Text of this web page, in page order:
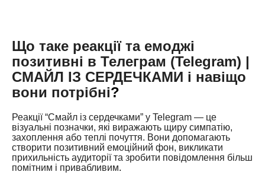
Що таке реакції та емоджі
позитивні в Телеграм (Telegram) |
СМАЙЛ ІЗ СЕРДЕЧКАМИ і навіщо
вони потрібні?
Реакції “Смайл із сердечками” у Telegram — це
візуальні позначки, які виражають щиру симпатію,
захоплення або теплі почуття. Вони допомагають
створити позитивний емоційний фон, викликати
прихильність аудиторії та зробити повідомлення більш
помітним і привабливим.